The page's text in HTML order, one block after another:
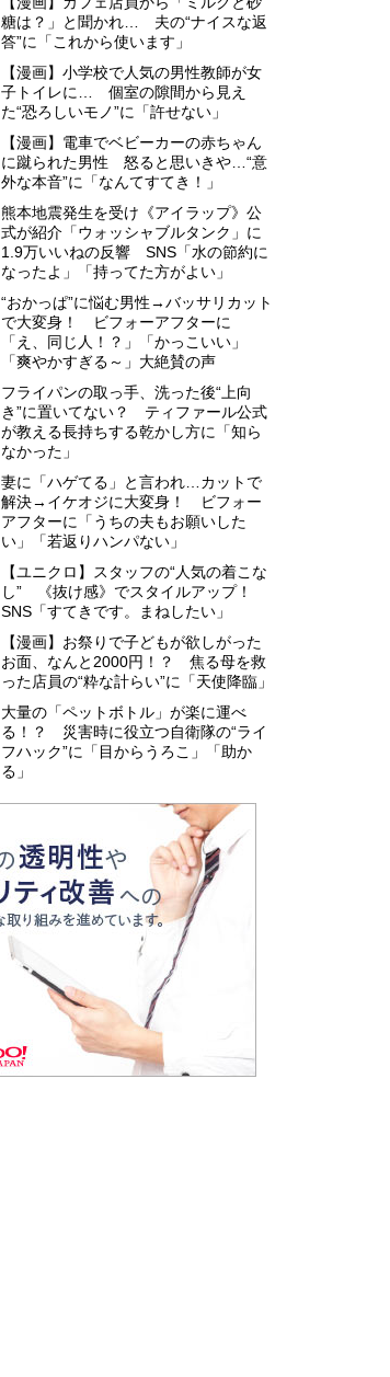
糖は？」と聞かれ… 夫の“ナイスな返
答”に「これから使います」
【漫画】小学校で人気の男性教師が女
子トイレに… 個室の隙間から見え
た“恐ろしいモノ”に「許せない」
【漫画】電車でベビーカーの赤ちゃん
に蹴られた男性 怒ると思いきや…“意
外な本音”に「なんてすてき！」
熊本地震発生を受け《アイラップ》公
式が紹介「ウォッシャブルタンク」に
1.9万いいねの反響 SNS「水の節約に
なったよ」「持ってた方がよい」
“おかっぱ”に悩む男性→バッサリカット
で大変身！ ビフォーアフターに
「え、同じ人！？」「かっこいい」
「爽やかすぎる～」大絶賛の声
フライパンの取っ手、洗った後“上向
き”に置いてない？ ティファール公式
が教える長持ちする乾かし方に「知ら
なかった」
妻に「ハゲてる」と言われ…カットで
解決→イケオジに大変身！ ビフォー
アフターに「うちの夫もお願いした
い」「若返りハンパない」
【ユニクロ】スタッフの“人気の着こな
し” 《抜け感》でスタイルアップ！
SNS「すてきです。まねしたい」
【漫画】お祭りで子どもが欲しがった
お面、なんと2000円！？ 焦る母を救
った店員の“粋な計らい”に「天使降臨」
大量の「ペットボトル」が楽に運べ
る！？ 災害時に役立つ自衛隊の“ライ
フハック”に「目からうろこ」「助か
る」